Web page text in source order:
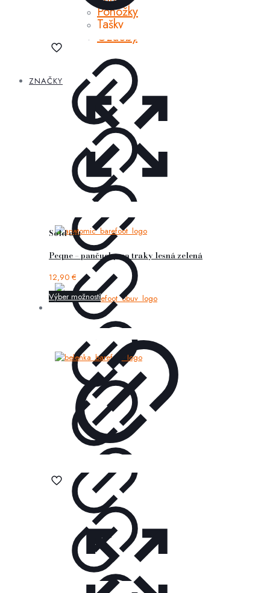
Ponožky
Tašky
Ozdoby
ZNAČKY
Sold out
Peqne – pančuchy na traky lesná zelená
12,90 €
Výber možností